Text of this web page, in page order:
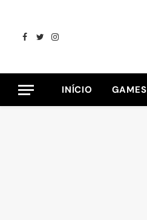
Facebook
TwitterInstagram
INÍCIO GAMES